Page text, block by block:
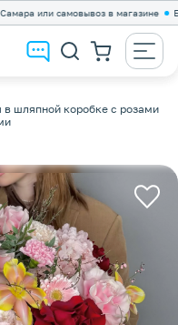
или самовывоз в магазине
в шляпной коробке с розами